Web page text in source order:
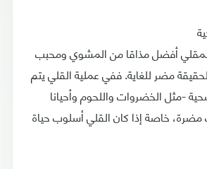
أفضل مذاقا من المشوي ومحبب
مضر للغاية. ففي عملية القلي يتم
-مثل الخضروات واللحوم وأحيانا
مضرة، خاصة إذا كان القلي أسلوب حياة